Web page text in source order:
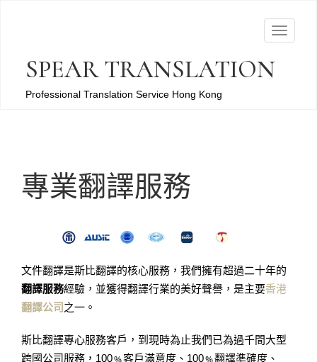
T
i
o
SPEAR TRANSLATION
Professional Translation Service Hong Kong
專業翻譯服務
文件翻譯是斯比翻譯的核心服務，我們擁有超過二十年的
翻譯服務經驗，並獲得翻譯行業的美好聲譽，是主要香港
翻譯公司 之一。
斯比翻譯專心服務客戶，到現時為止我們已為過千間大型
跨國公司服務，100﹪客戶滿意度、100﹪翻譯準確度、